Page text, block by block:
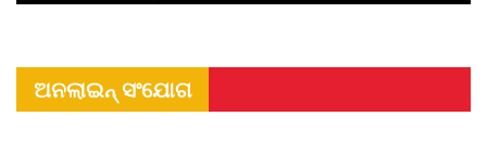
ଅନଲାଇନ୍ ସଂଯୋଗ